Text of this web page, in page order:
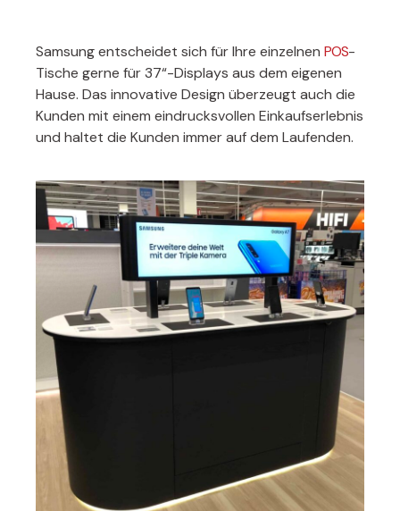
Samsung entscheidet sich für Ihre einzelnen POS-
Tische gerne für 37“-Displays aus dem eigenen
Hause. Das innovative Design überzeugt auch die
Kunden mit einem eindrucksvollen Einkaufserlebnis
und haltet die Kunden immer auf dem Laufenden.